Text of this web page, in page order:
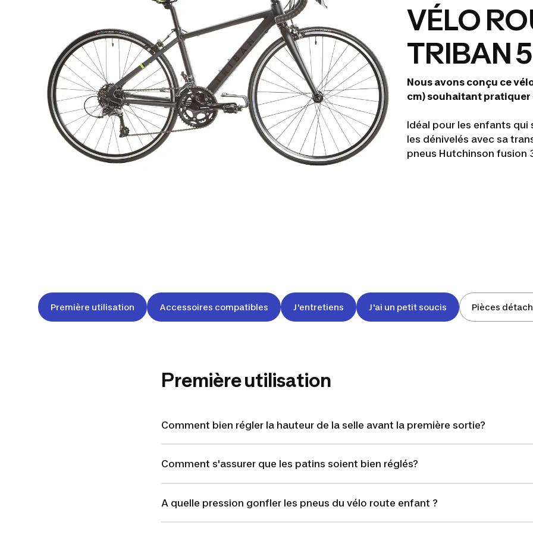
VÉLO
TRIBAN
Nous avons conçu ce
cm) souhaitant pratiquer
Idéal pour les enfants
les dénivelés avec sa
pneus Hutchinson fusion
Première utilisation Accessoires compatibles J'entretiens J'ai un petit soucis Pièces
Première utilisation
Comment bien régler la hauteur de la selle avant la première sortie?
Comment s'assurer que les patins soient bien réglés?
A quelle pression gonfler les pneus du vélo route enfant ?